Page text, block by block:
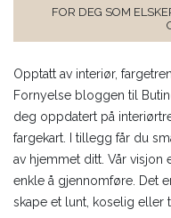
FOR DEG SOM
Opptatt av interiør,
Fornyelse bloggen til
deg oppdatert på
fargekart. I tillegg får du
av hjemmet ditt. Vår
enkle å gjennomføre. Det
skape et lunt, koselig eller